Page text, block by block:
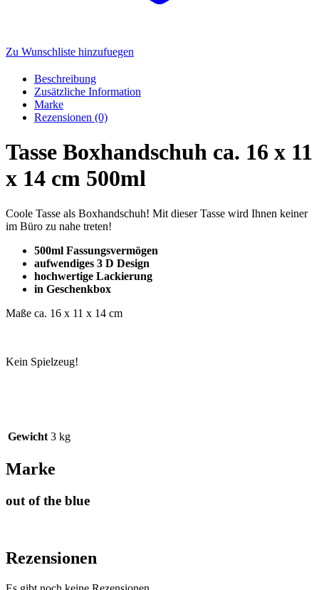
Zu Wunschliste hinzufuegen
Beschreibung
Zusätzliche Information
Marke
Rezensionen (0)
Tasse Boxhandschuh ca. 16 x 11
x 14 cm 500ml
Coole Tasse als Boxhandschuh! Mit dieser Tasse wird Ihnen keiner
im Büro zu nahe treten!
500ml Fassungsvermögen
aufwendiges 3 D Design
hochwertige Lackierung
in Geschenkbox
Maße ca. 16 x 11 x 14 cm
Kein Spielzeug!
Gewicht 3 kg
Marke
out of the blue
Rezensionen